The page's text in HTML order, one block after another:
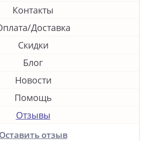
Контакты
Доставка
Скидки
Блог
Новости
Помощь
Отзывы
Оставить отзыв